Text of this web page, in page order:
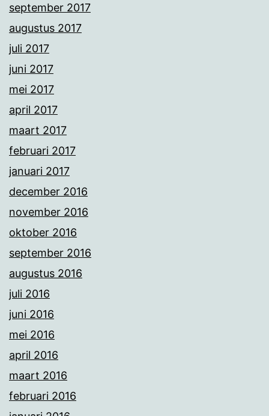
september 2017
augustus 2017
juli 2017
juni 2017
mei 2017
april 2017
maart 2017
februari 2017
januari 2017
december 2016
november 2016
oktober 2016
september 2016
augustus 2016
juli 2016
juni 2016
mei 2016
april 2016
maart 2016
februari 2016